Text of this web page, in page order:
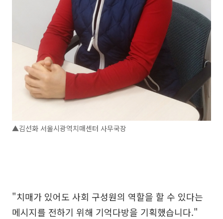
▲김선화 서울시광역치매센터 사무국장
"치매가 있어도 사회 구성원의 역할을 할 수 있다는
메시지를 전하기 위해 기억다방을 기획했습니다."